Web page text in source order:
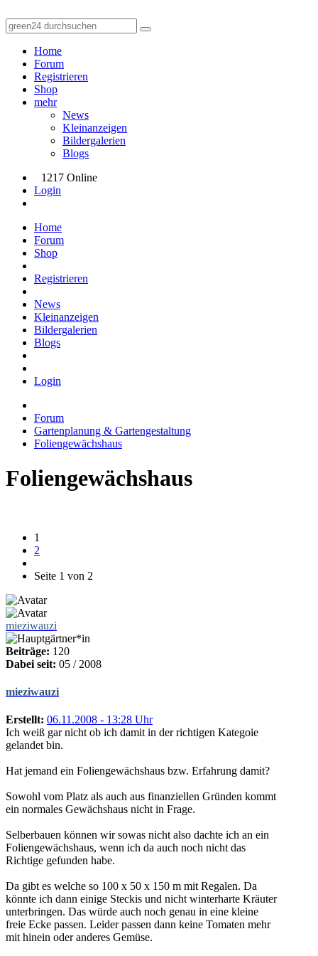
Home
Forum
Registrieren
Shop
mehr
News
Kleinanzeigen
Bildergalerien
Blogs
1217 Online
Login
Home
Forum
Shop
Registrieren
News
Kleinanzeigen
Bildergalerien
Blogs
Login
Forum
Gartenplanung & Gartengestaltung
Foliengewächshaus
Foliengewächshaus
1
2
Seite 1 von 2
mieziwauzi
Beiträge: 120
Dabei seit: 05 / 2008
mieziwauzi
Erstellt: 06.11.2008 - 13:28 Uhr
Ich weiß gar nicht ob ich damit in der richtigen Kategoie
gelandet bin.
Hat jemand ein Foliengewächshaus bzw. Erfahrung damit?
Sowohl vom Platz als auch aus finanziellen Gründen kommt
ein normales Gewächshaus nicht in Frage.
Selberbauen können wir sowas nicht also dachte ich an ein
Foliengewächshaus, wenn ich da auch noch nicht das
Richtige gefunden habe.
Da gibt es welche so 100 x 50 x 150 m mit Regalen. Da
könnte ich dann einige Steckis und nicht winterharte Kräuter
unterbringen. Das würde auch noch genau in eine kleine
freie Ecke passen. Leider passen dann keine Tomaten mehr
mit hinein oder anderes Gemüse.